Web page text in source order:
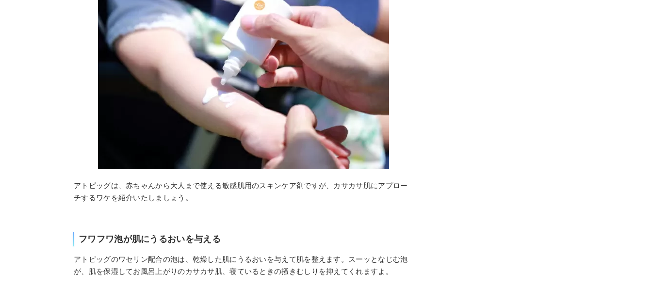
アトピッグは、赤ちゃんから大人まで使える敏感肌用のスキンケア剤ですが、カサカサ肌にアプロー
チするワケを紹介いたしましょう。
フワフワ泡が肌にうるおいを与える
アトピッグのワセリン配合の泡は、乾燥した肌にうるおいを与えて肌を整えます。スーッとなじむ泡
が、肌を保湿してお風呂上がりのカサカサ肌、寝ているときの掻きむしりを抑えてくれますよ。